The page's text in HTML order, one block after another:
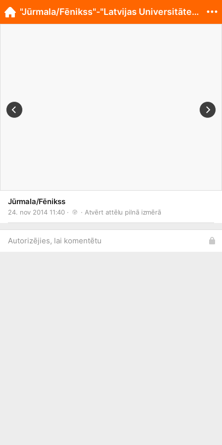
Jūrmala/Fēnikss
24. nov 2014 11:40 · · Atvērt attēlu pilnā izmērā
Autorizējies, lai komentētu
"Jūrmala/Fēnikss"-"Latvijas Universitāte" 22.nov.